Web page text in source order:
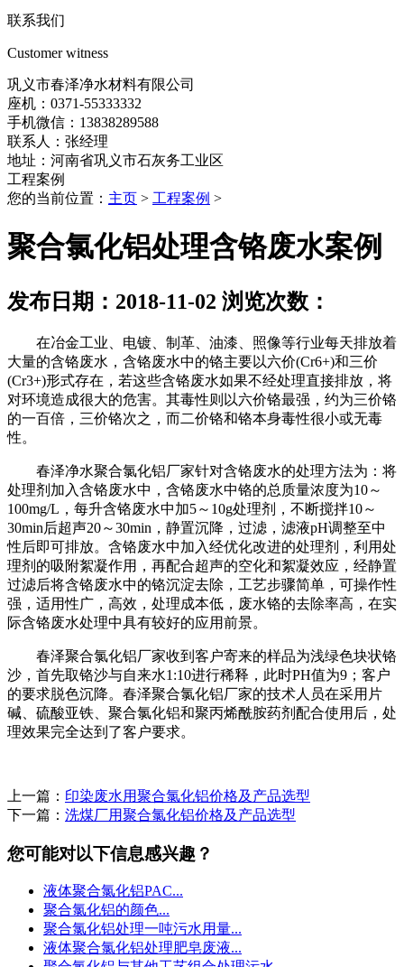
联系我们
Customer witness
巩义市春泽净水材料有限公司
座机：0371-55333332
手机微信：13838289588
联系人：张经理
地址：河南省巩义市石灰务工业区
工程案例
您的当前位置： 主页 > 工程案例 >
聚合氯化铝处理含铬废水案例
发布日期：2018-11-02 浏览次数：
在冶金工业、电镀、制革、油漆、照像等行业每天排放着
大量的含铬废水，含铬废水中的铬主要以六价(Cr6+)和三价
(Cr3+)形式存在，若这些含铬废水如果不经处理直接排放，将
对环境造成很大的危害。其毒性则以六价铬最强，约为三价铬
的一百倍，三价铬次之，而二价铬和铬本身毒性很小或无毒
性。
春泽净水聚合氯化铝厂家针对含铬废水的处理方法为：将
处理剂加入含铬废水中，含铬废水中铬的总质量浓度为10～
100mg/L，每升含铬废水中加5～10g处理剂，不断搅拌10～
30min后超声20～30min，静置沉降，过滤，滤液pH调整至中
性后即可排放。含铬废水中加入经优化改进的处理剂，利用处
理剂的吸附絮凝作用，再配合超声的空化和絮凝效应，经静置
过滤后将含铬废水中的铬沉淀去除，工艺步骤简单，可操作性
强，适用性广，高效，处理成本低，废水铬的去除率高，在实
际含铬废水处理中具有较好的应用前景。
春泽聚合氯化铝厂家收到客户寄来的样品为浅绿色块状铬
沙，首先取铬沙与自来水1:10进行稀释，此时PH值为9；客户
的要求脱色沉降。 春泽聚合氯化铝厂家的技术人员在采用片
碱、硫酸亚铁、聚合氯化铝和聚丙烯酰胺药剂配合使用后，处
理效果完全达到了客户要求。
上一篇： 印染废水用聚合氯化铝价格及产品选型
下一篇： 洗煤厂用聚合氯化铝价格及产品选型
您可能对以下信息感兴趣？
液体聚合氯化铝PAC...
聚合氯化铝的颜色...
聚合氯化铝处理一吨污水用量...
液体聚合氯化铝处理肥皂废液...